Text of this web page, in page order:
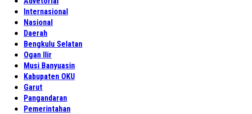
Internasional
Nasional
Daerah
Bengkulu Selatan
Ogan Ilir
Musi Banyuasin
Kabupaten OKU
Garut
Pangandaran
Pemerintahan